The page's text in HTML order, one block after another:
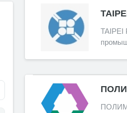
TAIPEI